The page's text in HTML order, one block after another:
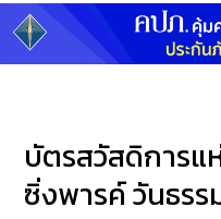
บัตรสวัสดิการแ
ซิ่งพารค์ วันธร